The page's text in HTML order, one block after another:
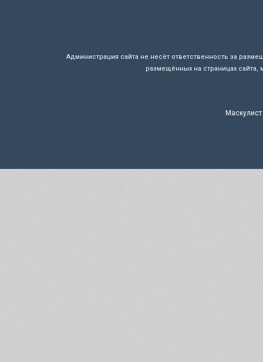
Администрация сайта не несёт ответственность за
размещённых на страницах